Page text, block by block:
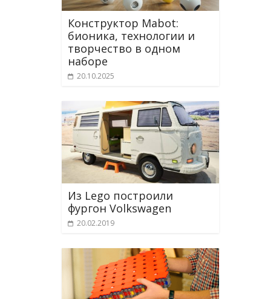
Конструктор Mabot:
бионика, технологии и
творчество в одном
наборе
20.10.2025
Из Lego построили
фургон Volkswagen
20.02.2019